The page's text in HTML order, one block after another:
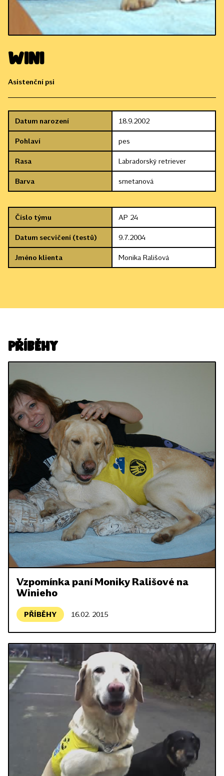
Wini
Asistenční psi
Datum narození 18.9.2002
Pohlaví pes
Rasa Labradorský retriever
Barva smetanová
Číslo týmu AP 24
Datum secvičení (testů) 9.7.2004
Jméno klienta Monika Rališová
Příběhy
Vzpomínka paní Moniky Rališové na
Winieho
PŘÍBĚHY 16.02. 2015